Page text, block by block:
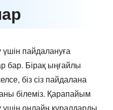
пайдалануға
бар. Бірақ ыңғайлы
біз сіз пайдалана
білеміз. Қарапайым